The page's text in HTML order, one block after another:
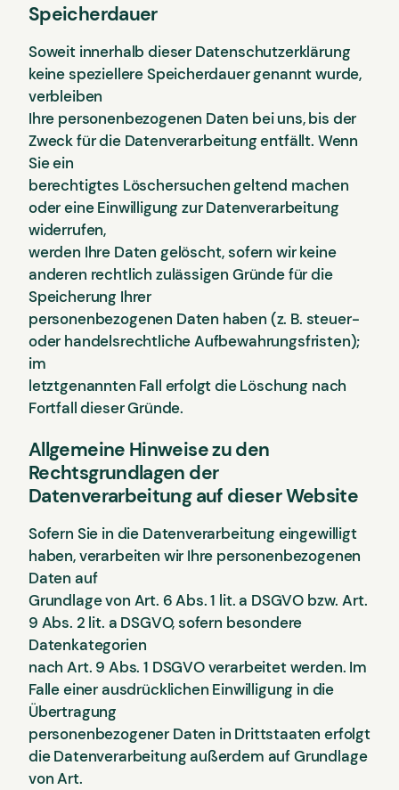
Speicherdauer
Soweit innerhalb dieser Datenschutzerklärung
keine speziellere Speicherdauer genannt wurde,
verbleiben
Ihre personenbezogenen Daten bei uns, bis der
Zweck für die Datenverarbeitung entfällt. Wenn
Sie ein
berechtigtes Löschersuchen geltend machen
oder eine Einwilligung zur Datenverarbeitung
widerrufen,
werden Ihre Daten gelöscht, sofern wir keine
anderen rechtlich zulässigen Gründe für die
Speicherung Ihrer
personenbezogenen Daten haben (z. B. steuer-
oder handelsrechtliche Aufbewahrungsfristen);
im
letztgenannten Fall erfolgt die Löschung nach
Fortfall dieser Gründe.
Allgemeine Hinweise zu den
Rechtsgrundlagen der
Datenverarbeitung auf dieser Website
Sofern Sie in die Datenverarbeitung eingewilligt
haben, verarbeiten wir Ihre personenbezogenen
Daten auf
Grundlage von Art. 6 Abs. 1 lit. a DSGVO bzw. Art.
9 Abs. 2 lit. a DSGVO, sofern besondere
Datenkategorien
nach Art. 9 Abs. 1 DSGVO verarbeitet werden. Im
Falle einer ausdrücklichen Einwilligung in die
Übertragung
personenbezogener Daten in Drittstaaten erfolgt
die Datenverarbeitung außerdem auf Grundlage
von Art.